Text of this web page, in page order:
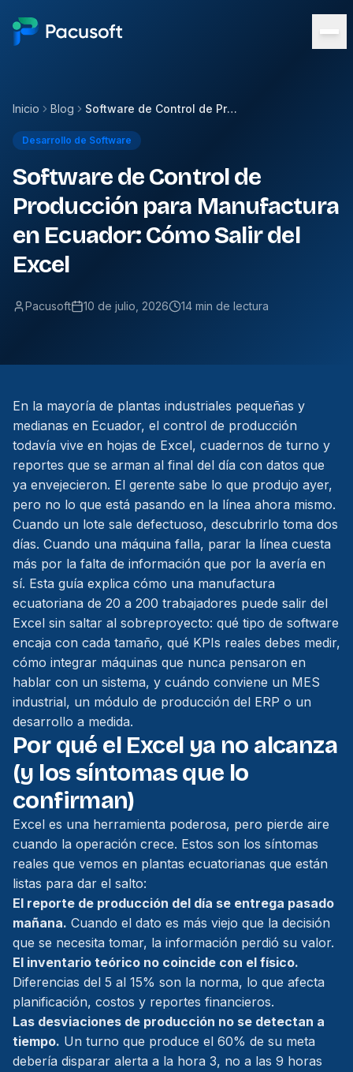
Inicio Blog Software de Control de Producción para Manufactura en Ecuador: Cómo Salir del Excel
Desarrollo de Software
Software de Control de
Producción para Manufactura
en Ecuador: Cómo Salir del
Excel
Pacusoft 10 de julio, 2026 14 min de lectura
En la mayoría de plantas industriales pequeñas y
medianas en Ecuador, el control de producción
todavía vive en hojas de Excel, cuadernos de turno y
reportes que se arman al final del día con datos que
ya envejecieron. El gerente sabe lo que produjo ayer,
pero no lo que está pasando en la línea ahora mismo.
Cuando un lote sale defectuoso, descubrirlo toma dos
días. Cuando una máquina falla, parar la línea cuesta
más por la falta de información que por la avería en
sí. Esta guía explica cómo una manufactura
ecuatoriana de 20 a 200 trabajadores puede salir del
Excel sin saltar al sobreproyecto: qué tipo de software
encaja con cada tamaño, qué KPIs reales debes medir,
cómo integrar máquinas que nunca pensaron en
hablar con un sistema, y cuándo conviene un MES
industrial, un módulo de producción del ERP o un
desarrollo a medida.
Por qué el Excel ya no alcanza
(y los síntomas que lo
confirman)
Excel es una herramienta poderosa, pero pierde aire
cuando la operación crece. Estos son los síntomas
reales que vemos en plantas ecuatorianas que están
listas para dar el salto:
El reporte de producción del día se entrega pasado
mañana. Cuando el dato es más viejo que la decisión
que se necesita tomar, la información perdió su valor.
El inventario teórico no coincide con el físico.
Diferencias del 5 al 15% son la norma, lo que afecta
planificación, costos y reportes financieros.
Las desviaciones de producción no se detectan a
tiempo. Un turno que produce el 60% de su meta
debería disparar alerta a la hora 3, no a las 9 horas